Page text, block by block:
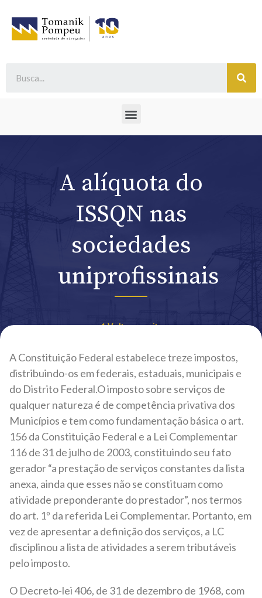
A alíquota do
ISSQN nas
sociedades
uniprofissinais
Voltar ao site
A Constituição Federal estabelece treze impostos,
distribuindo-os em federais, estaduais, municipais e
do Distrito Federal.O imposto sobre serviços de
qualquer natureza é de competência privativa dos
Municípios e tem como fundamentação básica o art.
156 da Constituição Federal e a Lei Complementar
116 de 31 de julho de 2003, constituindo seu fato
gerador “a prestação de serviços constantes da lista
anexa, ainda que esses não se constituam como
atividade preponderante do prestador”, nos termos
do art. 1º da referida Lei Complementar. Portanto, em
vez de apresentar a definição dos serviços, a LC
disciplinou a lista de atividades a serem tributáveis
pelo imposto.
O Decreto-lei 406, de 31 de dezembro de 1968, com